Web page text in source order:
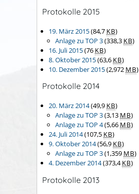
Protokolle 2015
19. März 2015(84,7 KB)
Anlage zu TOP 3(338,3 KB)
16. Juli 2015(76 KB)
8. Oktober 2015(63,6 KB)
10. Dezember 2015(2,972 MB)
Protokolle 2014
20. März 2014(49,9 KB)
Anlage zu TOP 3(3,13 MB)
Anlage zu TOP 4(5,66 MB)
24. Juli 2014(107,5 KB)
9. Oktober 2014(56,9 KB)
Anlage zu TOP 3(1,359 MB)
4. Dezember 2014(373,4KB)
Protokolle 2013